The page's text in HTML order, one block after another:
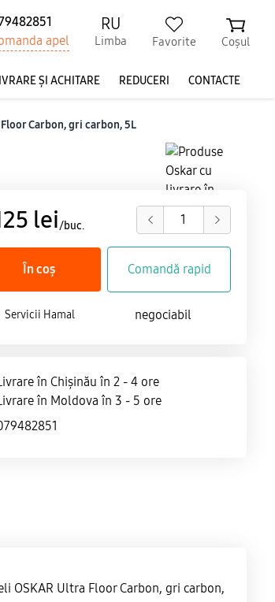
apel
RU
Limba Favorite Coșul
ȘI ACHITARE REDUCERI CONTACTE
Carbon, gri carbon, 5L
lei/buc.
În coș Comandă rapid
Servicii Hamal negociabil
în Chișinău în 2 - 4 ore
în Moldova în 3 - 5 ore
OSKAR Ultra Floor Carbon, gri carbon,